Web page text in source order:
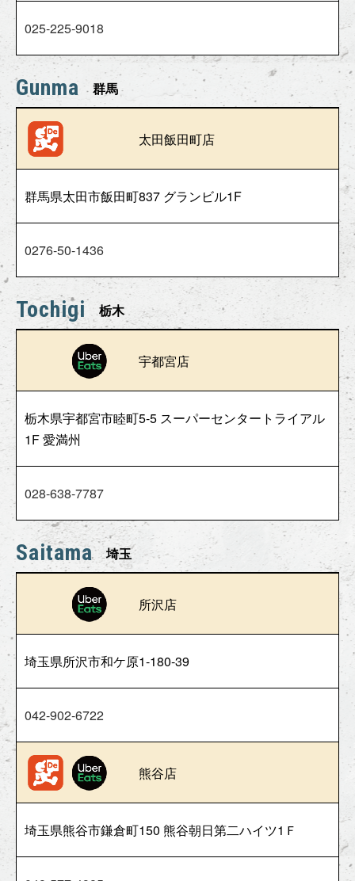
025-225-9018
Gunma 群馬
太田飯田町店
群馬県太田市飯田町837 グランビル1F
0276-50-1436
Tochigi 栃木
宇都宮店
栃木県宇都宮市睦町5-5 スーパーセンタートライアル
1F 愛満州
028-638-7787
Saitama 埼玉
所沢店
埼玉県所沢市和ケ原1-180-39
042-902-6722
熊谷店
埼玉県熊谷市鎌倉町150 熊谷朝日第二ハイツ1Ｆ